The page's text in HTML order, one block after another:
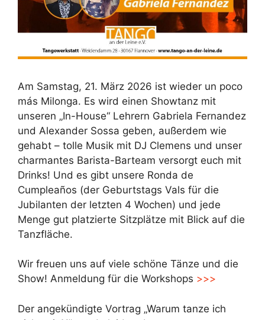
Am Samstag, 21. März 2026 ist wieder un poco
más Milonga. Es wird einen Showtanz mit
unseren „In-House“ Lehrern Gabriela Fernandez
und Alexander Sossa geben, außerdem wie
gehabt – tolle Musik mit DJ Clemens und unser
charmantes Barista-Barteam versorgt euch mit
Drinks! Und es gibt unsere Ronda de
Cumpleaños (der Geburtstags Vals für die
Jubilanten der letzten 4 Wochen) und jede
Menge gut platzierte Sitzplätze mit Blick auf die
Tanzfläche.
Wir freuen uns auf viele schöne Tänze und die
Show! Anmeldung für die Workshops >>>
Der angekündigte Vortrag „Warum tanze ich